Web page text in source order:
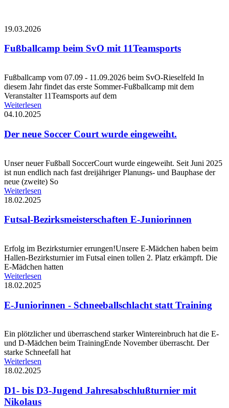
19.03.2026
Fußballcamp beim SvO mit 11Teamsports
Fußballcamp vom 07.09 - 11.09.2026 beim SvO-Rieselfeld In
diesem Jahr findet das erste Sommer-Fußballcamp mit dem
Veranstalter 11Teamsports auf dem
Weiterlesen
04.10.2025
Der neue Soccer Court wurde eingeweiht.
Unser neuer Fußball SoccerCourt wurde eingeweiht. Seit Juni 2025
ist nun endlich nach fast dreijähriger Planungs- und Bauphase der
neue (zweite) So
Weiterlesen
18.02.2025
Futsal-Bezirksmeisterschaften E-Juniorinnen
Erfolg im Bezirksturnier errungen!Unsere E-Mädchen haben beim
Hallen-Bezirksturnier im Futsal einen tollen 2. Platz erkämpft. Die
E-Mädchen hatten
Weiterlesen
18.02.2025
E-Juniorinnen - Schneeballschlacht statt Training
Ein plötzlicher und überraschend starker Wintereinbruch hat die E-
und D-Mädchen beim TrainingEnde November überrascht. Der
starke Schneefall hat
Weiterlesen
18.02.2025
D1- bis D3-Jugend Jahresabschlußturnier mit
Nikolaus